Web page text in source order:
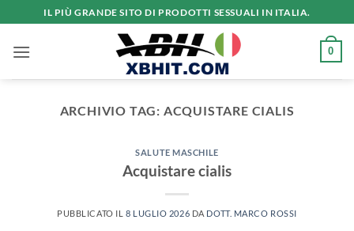
ai
contenuti
IL PIÙ GRANDE SITO DI PRODOTTI SESSUALI IN ITALIA.
0
ARCHIVIO TAG: ACQUISTARE CIALIS
SALUTE MASCHILE
Acquistare cialis
PUBBLICATO IL 8 LUGLIO 2026 DA DOTT. MARCO ROSSI